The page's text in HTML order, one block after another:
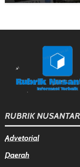
RUBRIK
Advetorial
Daerah